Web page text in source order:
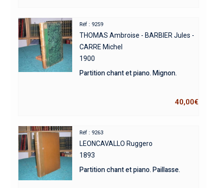
Réf : 9259
THOMAS Ambroise - BARBIER Jules -
CARRE Michel
1900
Partition chant et piano. Mignon.
40,00€
Réf : 9263
LEONCAVALLO Ruggero
1893
Partition chant et piano. Paillasse.